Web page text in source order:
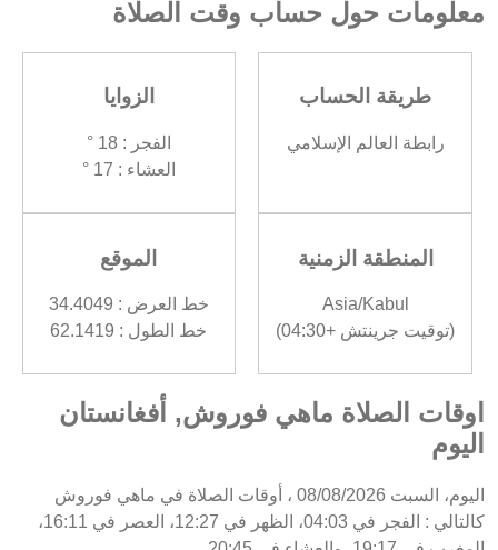
معلومات حول حساب وقت الصلاة
طريقة الحساب
رابطة العالم الإسلامي
الزوايا
الفجر : 18 °
العشاء : 17 °
المنطقة الزمنية
Asia/Kabul
(توقيت جرينتش +04:30)
الموقع
خط العرض : 34.4049
خط الطول : 62.1419
اوقات الصلاة ماهي فوروش, أفغانستان
اليوم
اليوم، السبت 08/08/2026 ، أوقات الصلاة في ماهي فوروش
كالتالي : الفجر في 04:03، الظهر في 12:27، العصر في 16:11،